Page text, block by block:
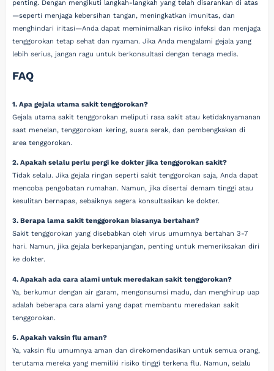
penting. Dengan mengikuti langkah-langkah yang telah disarankan di atas
—seperti menjaga kebersihan tangan, meningkatkan imunitas, dan
menghindari iritasi—Anda dapat meminimalkan risiko infeksi dan menjaga
tenggorokan tetap sehat dan nyaman. Jika Anda mengalami gejala yang
lebih serius, jangan ragu untuk berkonsultasi dengan tenaga medis.
FAQ
1. Apa gejala utama sakit tenggorokan?
Gejala utama sakit tenggorokan meliputi rasa sakit atau ketidaknyamanan
saat menelan, tenggorokan kering, suara serak, dan pembengkakan di
area tenggorokan.
2. Apakah selalu perlu pergi ke dokter jika tenggorokan sakit?
Tidak selalu. Jika gejala ringan seperti sakit tenggorokan saja, Anda dapat
mencoba pengobatan rumahan. Namun, jika disertai demam tinggi atau
kesulitan bernapas, sebaiknya segera konsultasikan ke dokter.
3. Berapa lama sakit tenggorokan biasanya bertahan?
Sakit tenggorokan yang disebabkan oleh virus umumnya bertahan 3-7
hari. Namun, jika gejala berkepanjangan, penting untuk memeriksakan diri
ke dokter.
4. Apakah ada cara alami untuk meredakan sakit tenggorokan?
Ya, berkumur dengan air garam, mengonsumsi madu, dan menghirup uap
adalah beberapa cara alami yang dapat membantu meredakan sakit
tenggorokan.
5. Apakah vaksin flu aman?
Ya, vaksin flu umumnya aman dan direkomendasikan untuk semua orang,
terutama mereka yang memiliki risiko tinggi terkena flu. Namun, selalu